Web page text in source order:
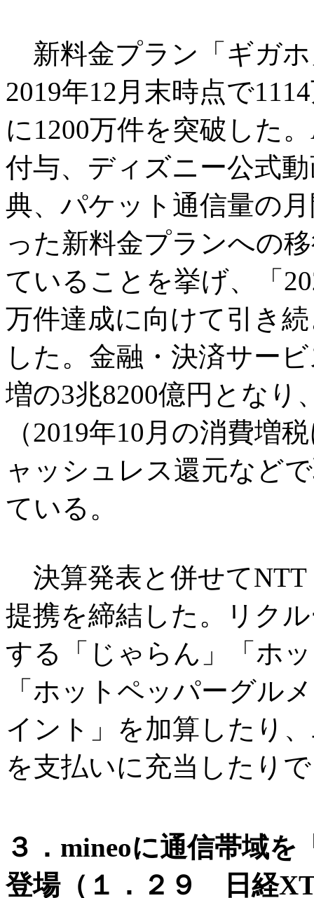
新料金プラン「ギガ
2019年12月末時点で
に1200万件を突破した
付与、ディズニー公式
典、パケット通信量の
った新料金プランへの
ていることを挙げ、「
万件達成に向けて引き
した。金融・決済サー
増の3兆8200億円となり
（2019年10月の消費増
ャッシュレス還元など
ている。
決算発表と併せてNTT
提携を締結した。リク
する「じゃらん」「ホ
「ホットペッパーグル
イント」を加算したり
を支払いに充当したり
３．mineoに通信帯域
登場（１．２９ 日経